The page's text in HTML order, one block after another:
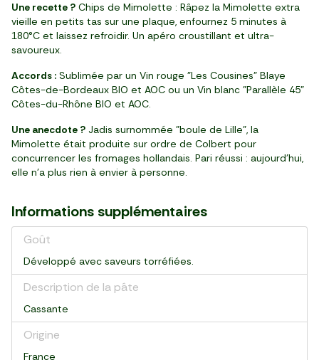
Une recette ? Chips de Mimolette : Râpez la Mimolette extra
vieille en petits tas sur une plaque, enfournez 5 minutes à
180°C et laissez refroidir. Un apéro croustillant et ultra-
savoureux.
Accords : Sublimée par un Vin rouge "Les Cousines" Blaye
Côtes-de-Bordeaux BIO et AOC ou un Vin blanc "Parallèle 45"
Côtes-du-Rhône BIO et AOC.
Une anecdote ? Jadis surnommée "boule de Lille", la
Mimolette était produite sur ordre de Colbert pour
concurrencer les fromages hollandais. Pari réussi : aujourd’hui,
elle n’a plus rien à envier à personne.
Informations supplémentaires
Goût
Développé avec saveurs torréfiées.
Description de la pâte
Cassante
Origine
France